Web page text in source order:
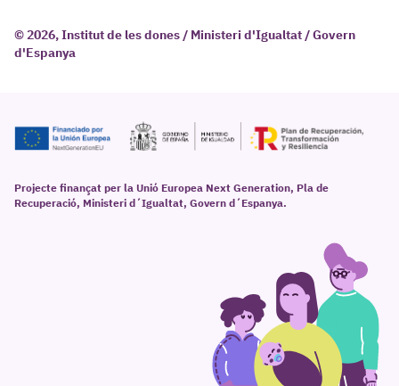
© 2026, Institut de les dones / Ministeri d'Igualtat / Govern
d'Espanya
Projecte finançat per la Unió Europea Next Generation, Pla de
Recuperació, Ministeri d´Igualtat, Govern d´Espanya.